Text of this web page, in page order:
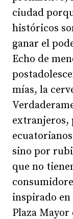
ciudad
históricos
ganar el
Echo de
mías, la
extranjeros,
sino por
que no
inspirado en
Plaza Mayor